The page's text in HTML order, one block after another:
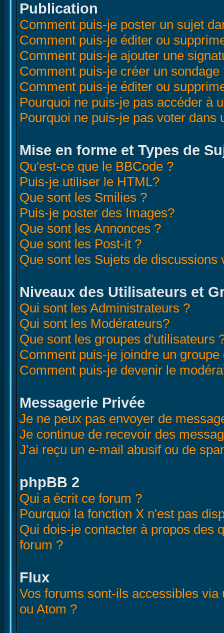
Publication
Comment puis-je poster un sujet
Comment puis-je éditer ou
Comment puis-je ajouter une
Comment puis-je créer un sondage
Comment puis-je éditer ou
Pourquoi ne puis-je pas accéder à
Pourquoi ne puis-je pas voter dans
Mise en forme et Types de
Qu'est-ce que le BBCode ?
Puis-je utiliser le HTML?
Que sont les Smilies ?
Puis-je poster des Images?
Que sont les Annonces ?
Que sont les Post-it ?
Que sont les Sujets de discussions
Niveaux des Utilisateurs et
Qui sont les Administrateurs ?
Qui sont les Modérateurs?
Que sont les groupes d'utilisateurs
Comment puis-je joindre un
Comment puis-je devenir le
Messagerie Privée
Je ne peux pas envoyer de
Je continue de recevoir des
J'ai reçu un e-mail abusif ou de
phpBB 2
Qui a écrit ce forum ?
Pourquoi la fonction X n'est pas
Qui dois-je contacter à propos des
forum ?
Flux
Vos forums sont-ils accessibles
ou Atom ?